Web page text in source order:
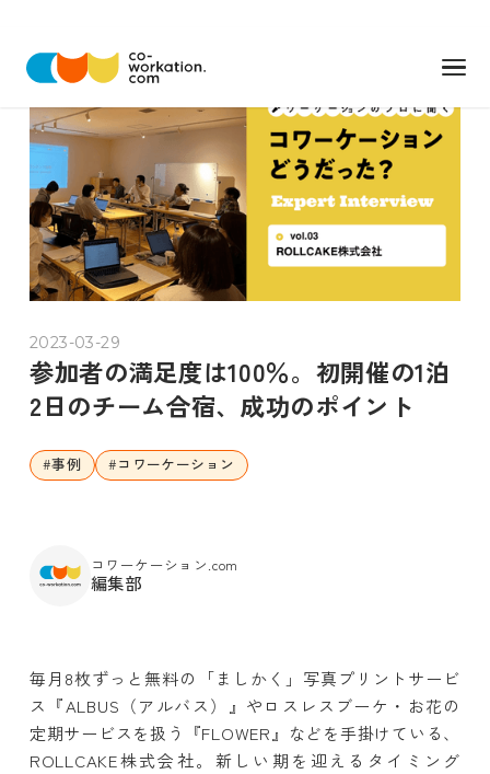
2023-03-29
参加者の満足度は100％。初開催の1泊
2日のチーム合宿、成功のポイント
#事例 #コワーケーション
コワーケーション.com
編集部
毎月8枚ずっと無料の「ましかく」写真プリントサービ
ス『ALBUS（アルバス）』やロスレスブーケ・お花の
定期サービスを扱う『FLOWER』などを手掛けている、
ROLLCAKE株式会社。新しい期を迎えるタイミング